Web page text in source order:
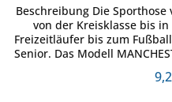
Beschreibung Die Sporthose
von der Kreisklasse bis
Freizeitläufer bis zum
Senior. Das Modell